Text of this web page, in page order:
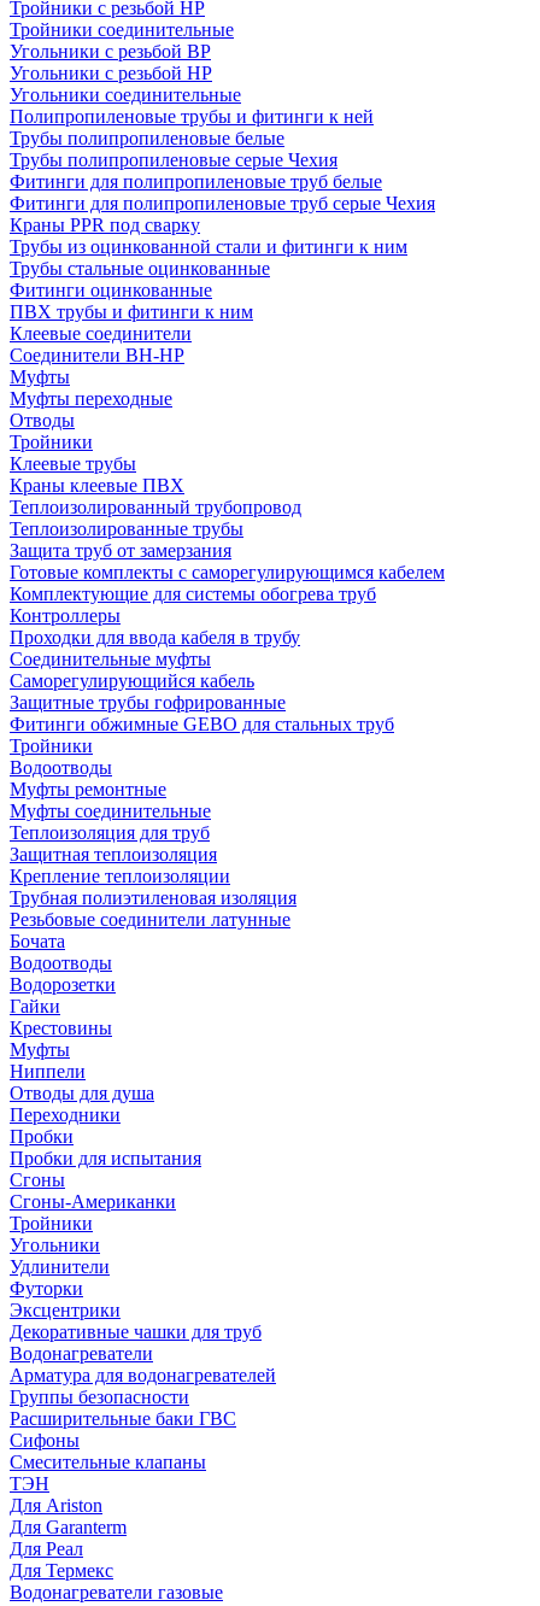
Тройники с резьбой НР
Тройники соединительные
Угольники с резьбой ВР
Угольники с резьбой НР
Угольники соединительные
Полипропиленовые трубы и фитинги к ней
Трубы полипропиленовые белые
Трубы полипропиленовые серые Чехия
Фитинги для полипропиленовые труб белые
Фитинги для полипропиленовые труб серые Чехия
Краны PPR под сварку
Трубы из оцинкованной стали и фитинги к ним
Трубы стальные оцинкованные
Фитинги оцинкованные
ПВХ трубы и фитинги к ним
Клеевые соединители
Соединители ВН-НР
Муфты
Муфты переходные
Отводы
Тройники
Клеевые трубы
Краны клеевые ПВХ
Теплоизолированный трубопровод
Теплоизолированные трубы
Защита труб от замерзания
Готовые комплекты с саморегулирующимся кабелем
Комплектующие для системы обогрева труб
Контроллеры
Проходки для ввода кабеля в трубу
Соединительные муфты
Саморегулирующийся кабель
Защитные трубы гофрированные
Фитинги обжимные GEBO для стальных труб
Тройники
Водоотводы
Муфты ремонтные
Муфты соединительные
Теплоизоляция для труб
Защитная теплоизоляция
Крепление теплоизоляции
Трубная полиэтиленовая изоляция
Резьбовые соединители латунные
Бочата
Водоотводы
Водорозетки
Гайки
Крестовины
Муфты
Ниппели
Отводы для душа
Переходники
Пробки
Пробки для испытания
Сгоны
Сгоны-Американки
Тройники
Угольники
Удлинители
Футорки
Эксцентрики
Декоративные чашки для труб
Водонагреватели
Арматура для водонагревателей
Группы безопасности
Расширительные баки ГВС
Сифоны
Смесительные клапаны
ТЭН
Для Ariston
Для Garanterm
Для Реал
Для Термекс
Водонагреватели газовые